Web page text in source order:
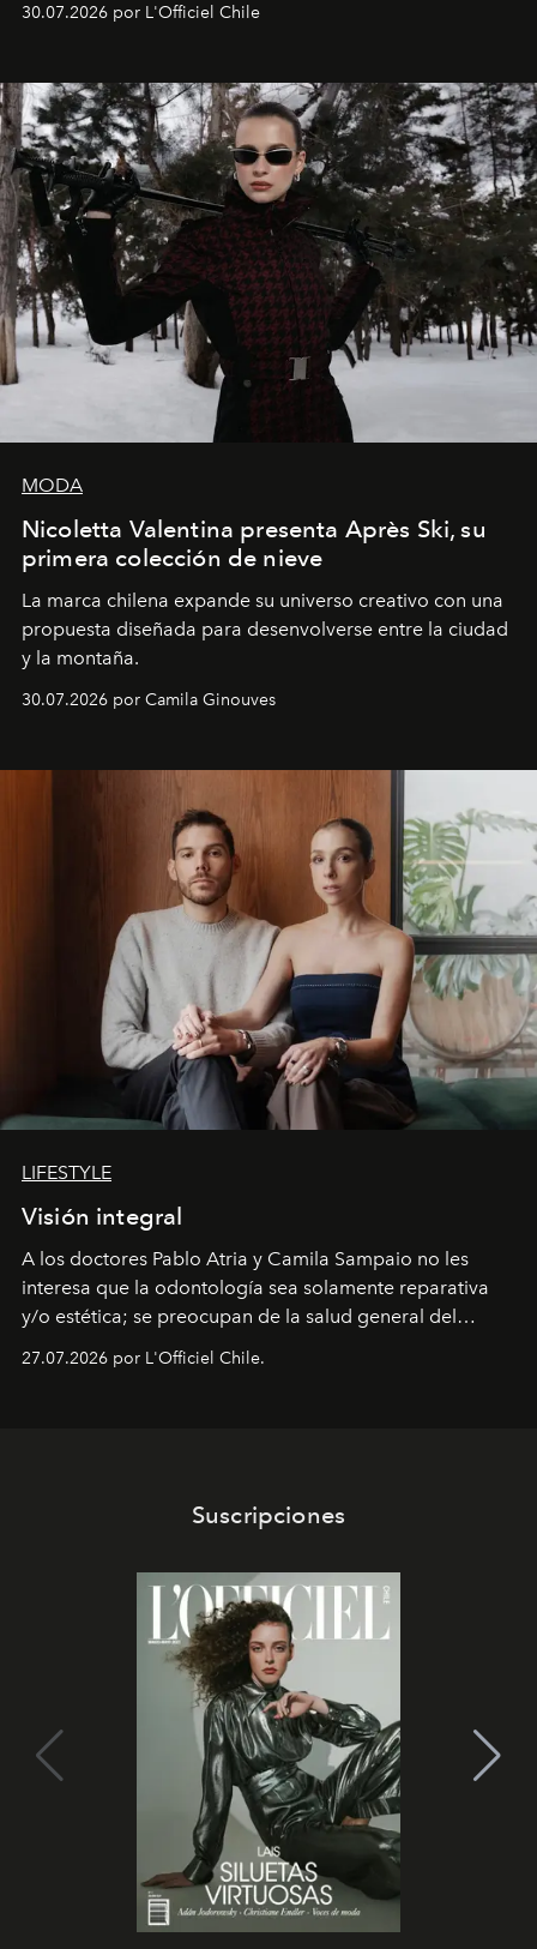
que se enseña solamente en la escuela de formación de
30.07.2026 por L'Officiel Chile
MODA
Nicoletta Valentina presenta Après Ski, su
primera colección de nieve
La marca chilena expande su universo creativo con una
propuesta diseñada para desenvolverse entre la ciudad
y la montaña.
30.07.2026 por Camila Ginouves
LIFESTYLE
Visión integral
A los doctores Pablo Atria y Camila Sampaio no les
interesa que la odontología sea solamente reparativa
y/o estética; se preocupan de la salud general del
intransable.
27.07.2026 por L'Officiel Chile.
Suscripciones